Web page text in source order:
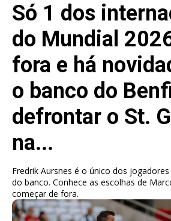
Só 1 dos
do Mundial
fora e há
o banco do
defrontar o St.
na...
Fredrik Aursnes é o único dos
do banco. Conhece as escolhas de
começar de fora.